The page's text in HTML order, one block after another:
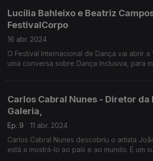
Lucília Bahleixo e Beatriz
FestivalCorpo
16 abr. 2024
O Festival Internacional de Dança vai abrir a
uma conversa sobre Dança Inclusiva, para
Carlos Cabral Nunes - Diretor da
Galeria,
Ep. 9
11 abr. 2024
Carlos Cabral Nunes descobriu o artista
está a mostrá-lo ao país e ao mundo. É um